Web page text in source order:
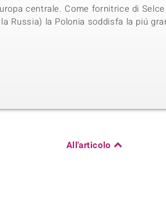
centrale. Come fornitrice di
Russia) la Polonia soddisfa la piú
All'articolo